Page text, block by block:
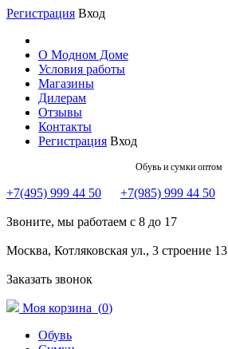
Регистрация Вход
О Модном Доме
Условия работы
Магазины
Дилерам
Отзывы
Контакты
Регистрация Вход
Обувь и сумки оптом
+7(495) 999 44 50 +7(985) 999 44 50
Звоните, мы работаем с 8 до 17
Москва, Котляковская ул., 3 строение 13
Заказать звонок
Моя корзина (0)
Обувь